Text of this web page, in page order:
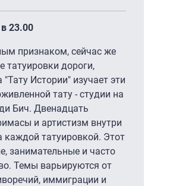
23.00
признаком, сейчас же
татуировки дороги,
Истории" изучает эти
тату - студии на
Бич. Двенадцать
и артистизм внутри
каждой татуировкой. Этот
занимательные и часто
Темы варьируются от
иммиграции и